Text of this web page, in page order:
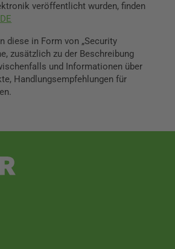
veröffentlicht wurden, finden
diese in Form von „Security
zusätzlich zu der Beschreibung
und Informationen über
Handlungsempfehlungen für